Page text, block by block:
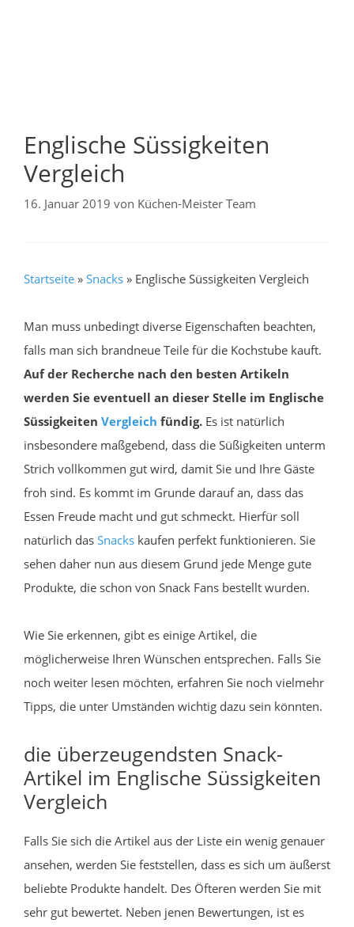
Englische Süssigkeiten
Vergleich
16. Januar 2019 von Küchen-Meister Team
Startseite » Snacks » Englische Süssigkeiten Vergleich
Man muss unbedingt diverse Eigenschaften beachten,
falls man sich brandneue Teile für die Kochstube kauft.
Auf der Recherche nach den besten Artikeln
werden Sie eventuell an dieser Stelle im Englische
Süssigkeiten Vergleich fündig. Es ist natürlich
insbesondere maßgebend, dass die Süßigkeiten unterm
Strich vollkommen gut wird, damit Sie und Ihre Gäste
froh sind. Es kommt im Grunde darauf an, dass das
Essen Freude macht und gut schmeckt. Hierfür soll
natürlich das Snacks kaufen perfekt funktionieren. Sie
sehen daher nun aus diesem Grund jede Menge gute
Produkte, die schon von Snack Fans bestellt wurden.
Wie Sie erkennen, gibt es einige Artikel, die
möglicherweise Ihren Wünschen entsprechen. Falls Sie
noch weiter lesen möchten, erfahren Sie noch vielmehr
Tipps, die unter Umständen wichtig dazu sein könnten.
die überzeugendsten Snack-
Artikel im Englische Süssigkeiten
Vergleich
Falls Sie sich die Artikel aus der Liste ein wenig genauer
ansehen, werden Sie feststellen, dass es sich um äußerst
beliebte Produkte handelt. Des Öfteren werden Sie mit
sehr gut bewertet. Neben jenen Bewertungen, ist es